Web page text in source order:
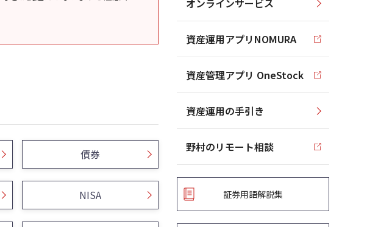
債券
NISA
オンラインサービス
資産運用アプリNOMURA
資産管理アプリ OneStock
資産運用の手引き
野村のリモート相談
証券用語解説集